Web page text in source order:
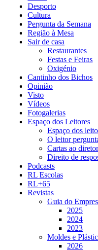
Desporto
Cultura
Pergunta da Semana
Região à Mesa
Sair de casa
Restaurantes
Festas e Feiras
Oxigénio
Cantinho dos Bichos
Opinião
Visto
Vídeos
Fotogalerias
Espaço dos Leitores
Espaço dos
O leitor
Cartas ao diretor
Direito de
Podcasts
RL Escolas
RL+65
Revistas
Guia do
2025
2024
2023
Moldes e
2026